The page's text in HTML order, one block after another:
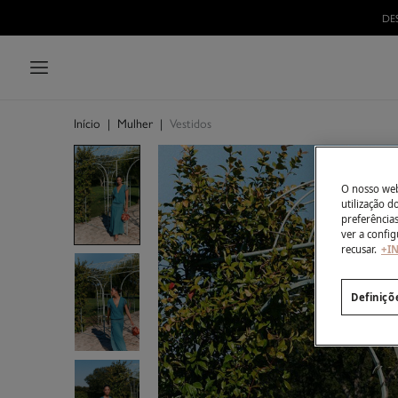
Início | Mulher | Vestidos
O nosso
utilização
ver a
recusar.